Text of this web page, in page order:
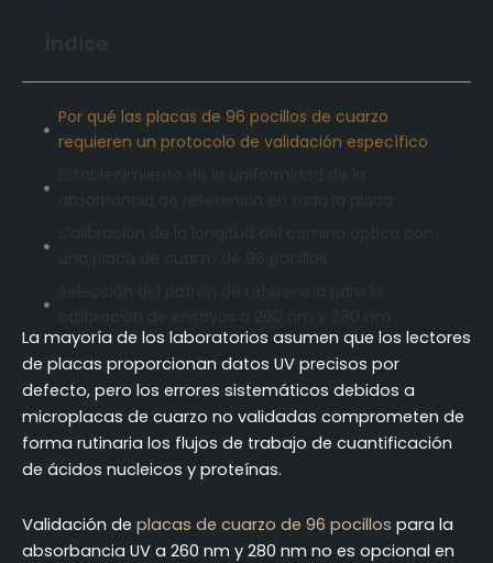
Por qué las placas de 96 pocillos de cuarzo
requieren un protocolo de validación específico
Validación de ácidos nucleicos en placas de
cuarzo de 96 pocillos
Validación de la cuantificación de proteínas a 280
nm con microplacas de cuarzo
Limpieza, regeneración y cualificación para la
Requisitos de documentación y trazabilidad de los
registros de validación de ensayos UV
La mayoría de los laboratorios asumen que los lectores
de placas proporcionan datos UV precisos por
defecto, pero los errores sistemáticos debidos a
microplacas de cuarzo no validadas comprometen de
forma rutinaria los flujos de trabajo de cuantificación
de ácidos nucleicos y proteínas.
Validación de placas de cuarzo de 96 pocillos para la
absorbancia UV a 260 nm y 280 nm no es opcional en